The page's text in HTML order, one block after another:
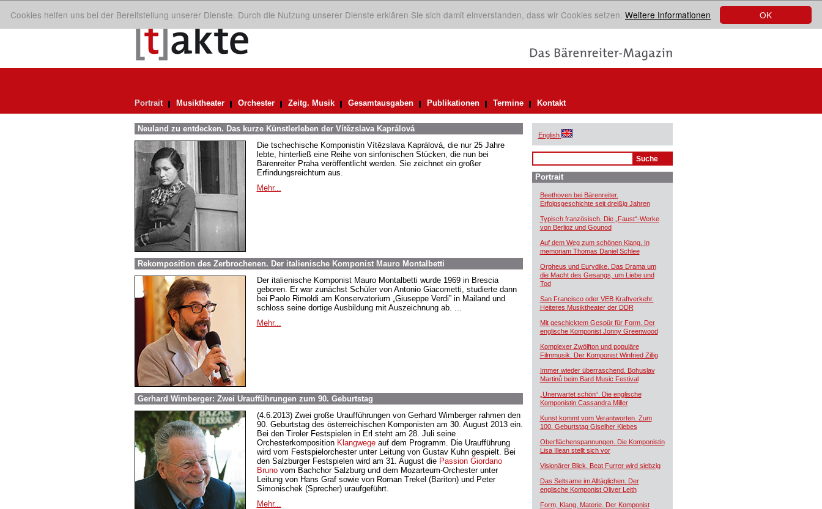
OK
Cookies helfen uns bei der Bereitstellung unserer Dienste. Durch die Nutzung unserer Dienste erklären Sie sich damit einverstanden, dass wir Cookies setzen. Weitere Informationen
Portrait Musiktheater Orchester Zeitg. Musik Gesamtausgaben Publikationen Termine Kontakt
Neuland zu entdecken. Das kurze Künstlerleben der Vítězslava Kaprálová
Die tschechische Komponistin Vítězslava Kaprálová, die nur 25 Jahre
lebte, hinterließ eine Reihe von sinfonischen Stücken, die nun bei
Bärenreiter Praha veröffentlicht werden. Sie zeichnet ein großer
Erfindungsreichtum aus.
Mehr...
Rekomposition des Zerbrochenen. Der italienische Komponist Mauro Montalbetti
Der italienische Komponist Mauro Montalbetti wurde 1969 in Brescia
geboren. Er war zunächst Schüler von Antonio Giacometti, studierte dann
bei Paolo Rimoldi am Konservatorium „Giuseppe Verdi” in Mailand und
schloss seine dortige Ausbildung mit Auszeichnung ab. ...
Mehr...
Gerhard Wimberger: Zwei Uraufführungen zum 90. Geburtstag
(4.6.2013) Zwei große Uraufführungen von Gerhard Wimberger rahmen den
90. Geburtstag des österreichischen Komponisten am 30. August 2013 ein.
Bei den Tiroler Festspielen in Erl steht am 28. Juli seine
Orchesterkomposition Klangwegeauf dem Programm. Die Uraufführung
wird vom Festspielorchester unter Leitung von Gustav Kuhn gespielt. Bei
den Salzburger Festspielen wird am 31. August die Passion Giordano
Brunovom Bachchor Salzburg und dem Mozarteum-Orchester unter
Leitung von Hans Graf sowie von Roman Trekel (Bariton) und Peter
Simonischek (Sprecher) uraufgeführt.
Mehr...
English
Portrait
Beethoven bei Bärenreiter.
Erfolgsgeschichte seit dreißig Jahren
Typisch französisch. Die „Faust“-Werke
von Berlioz und Gounod
Auf dem Weg zum schönen Klang. In
memoriam Thomas Daniel Schlee
Orpheus und Eurydike. Das Drama um
die Macht des Gesangs, um Liebe und
Tod
San Francisco oder VEB Kraftverkehr.
Heiteres Musiktheater der DDR
Mit geschicktem Gespür für Form. Der
englische Komponist Jonny Greenwood
Komplexer Zwölfton und populäre
Filmmusik. Der Komponist Winfried Zillig
Immer wieder überraschend. Bohuslav
Martinů beim Bard Music Festival
„Unerwartet schön“. Die englische
Komponistin Cassandra Miller
Kunst kommt vom Verantworten. Zum
100. Geburtstag Giselher Klebes
Oberflächenspannungen. Die Komponistin
Lisa Illean stellt sich vor
Visionärer Blick. Beat Furrer wird siebzig
Das Seltsame im Alltäglichen. Der
englische Komponist Oliver Leith
Form, Klang, Materie. Der Komponist